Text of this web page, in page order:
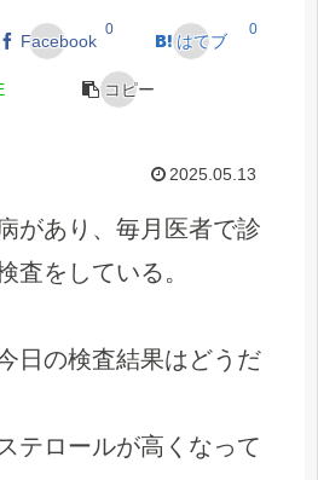
Facebook
0
はてブ
0
コピー
2025.05.13
があり、毎月医者で診
査をしている。
日の検査結果はどうだ
テロールが高くなって